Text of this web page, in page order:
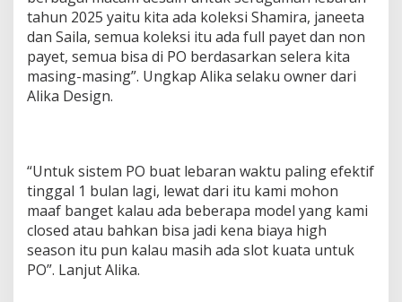
tahun 2025 yaitu kita ada koleksi Shamira, janeeta
dan Saila, semua koleksi itu ada full payet dan non
payet, semua bisa di PO berdasarkan selera kita
masing-masing”. Ungkap Alika selaku owner dari
Alika Design.
“Untuk sistem PO buat lebaran waktu paling efektif
tinggal 1 bulan lagi, lewat dari itu kami mohon
maaf banget kalau ada beberapa model yang kami
closed atau bahkan bisa jadi kena biaya high
season itu pun kalau masih ada slot kuata untuk
PO”. Lanjut Alika.